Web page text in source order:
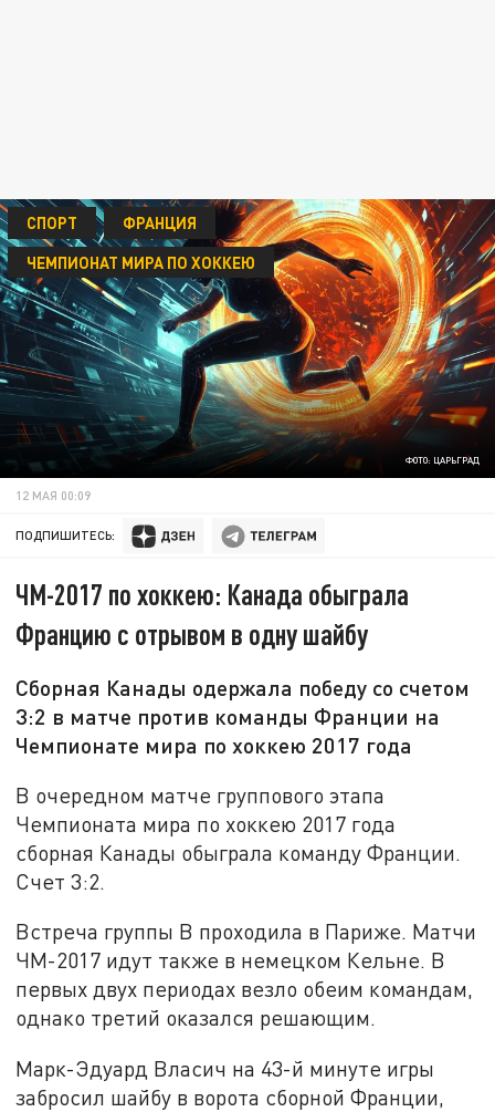
ФОТО: ЦАРЬГРАД
СПОРТ
ФРАНЦИЯ
ЧЕМПИОНАТ МИРА ПО ХОККЕЮ
12 МАЯ 00:09
ПОДПИШИТЕСЬ:
ЧМ-2017 по хоккею: Канада обыграла
Францию с отрывом в одну шайбу
Сборная Канады одержала победу со счетом
3:2 в матче против команды Франции на
Чемпионате мира по хоккею 2017 года
В очередном матче группового этапа
Чемпионата мира по хоккею 2017 года
сборная Канады обыграла команду Франции.
Счет 3:2.
Встреча группы В проходила в Париже. Матчи
ЧМ-2017 идут также в немецком Кельне. В
первых двух периодах везло обеим командам,
однако третий оказался решающим.
Марк-Эдуард Власич на 43-й минуте игры
забросил шайбу в ворота сборной Франции,